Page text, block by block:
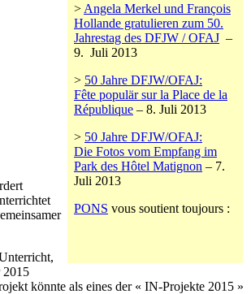
> Angela Merkel und François
Hollande gratulieren zum 50.
Jahrestag des DFJW / OFAJ –
9. Juli 2013
> 50 Jahre DFJW/OFAJ:
Fête populär sur la Place de la
République – 8. Juli 2013
> 50 Jahre DFJW/OFAJ:
Die Fotos vom Empfang im
Park des Hôtel Matignon – 7.
Juli 2013
PONS vous soutient toujours :
2015
könnte als eines der « IN-Projekte 2015 »